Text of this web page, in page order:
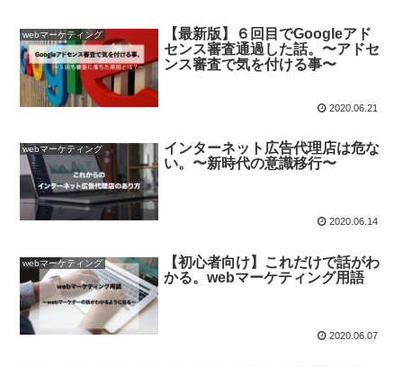
webマーケティング
【最新版】６回目でGoogleアド
センス審査通過した話。〜アドセ
ンス審査で気を付ける事〜
2020.06.21
webマーケティング
インターネット広告代理店は危な
い。〜新時代の意識移行〜
2020.06.14
webマーケティング
【初心者向け】これだけで話がわ
かる。webマーケティング用語
2020.06.07